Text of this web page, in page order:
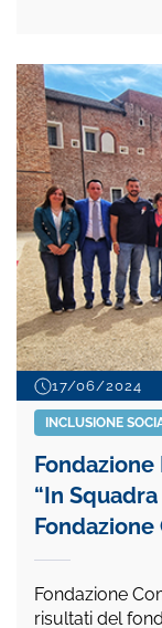
17/06/2024
INCLUSIONE
“In
Fondazione
risultati del